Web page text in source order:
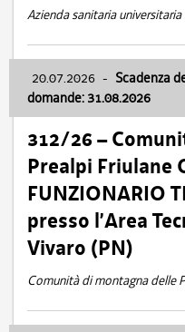
Azienda sanitaria universitaria
20.07.2026 - Scadenza
domande: 31.08.2026
312/26 –
Prealpi Friulane
FUNZIONARIO
presso l’Area
Vivaro (PN)
Comunità di montagna delle